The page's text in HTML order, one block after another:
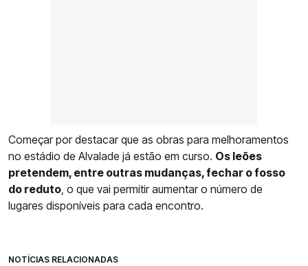
Começar por destacar que as obras para melhoramentos
no estádio de Alvalade já estão em curso. Os leões
pretendem, entre outras mudanças, fechar o fosso
do reduto, o que vai permitir aumentar o número de
lugares disponíveis para cada encontro.
NOTÍCIAS RELACIONADAS